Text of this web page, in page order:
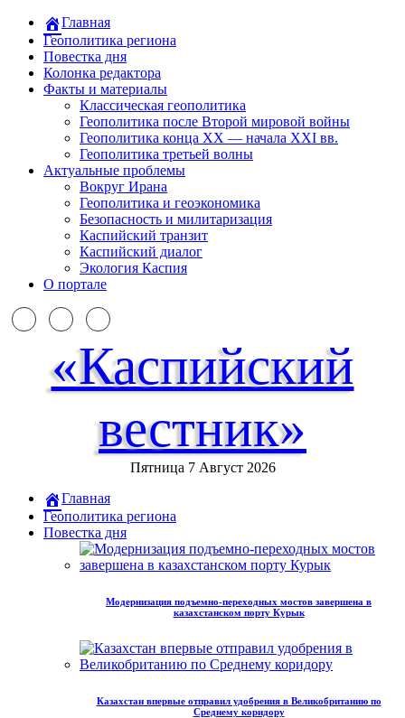
Главная
Геополитика региона
Повестка дня
Колонка редактора
Факты и материалы
Классическая геополитика
Геополитика после Второй мировой войны
Геополитика конца XX — начала XXI вв.
Геополитика третьей волны
Актуальные проблемы
Вокруг Ирана
Геополитика и геоэкономика
Безопасность и милитаризация
Каспийский транзит
Каспийский диалог
Экология Каспия
О портале
«Каспийский
вестник»
Пятница 7 Август 2026
Главная
Геополитика региона
Повестка дня
Модернизация подъемно-переходных мостов завершена в
казахстанском порту Курык
Казахстан впервые отправил удобрения в Великобританию по
Среднему коридору